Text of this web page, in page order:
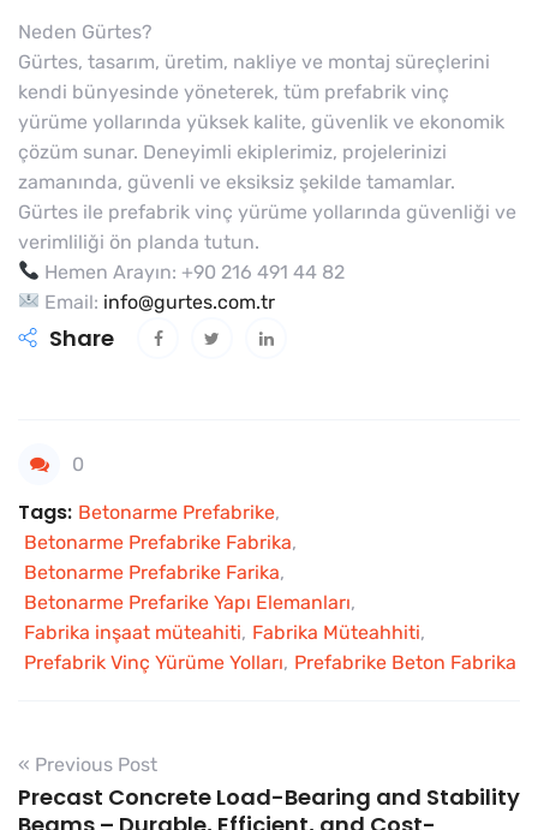
Neden Gürtes?
Gürtes, tasarım, üretim, nakliye ve montaj süreçlerini
kendi bünyesinde yöneterek, tüm prefabrik vinç
yürüme yollarında yüksek kalite, güvenlik ve ekonomik
çözüm sunar. Deneyimli ekiplerimiz, projelerinizi
zamanında, güvenli ve eksiksiz şekilde tamamlar.
Gürtes ile prefabrik vinç yürüme yollarında güvenliği ve
verimliliği ön planda tutun.
Hemen Arayın: +90 216 491 44 82
Email: info@gurtes.com.tr
Share
0
Tags: Betonarme Prefabrike,
Betonarme Prefabrike Fabrika,
Betonarme Prefabrike Farika,
Betonarme Prefarike Yapı Elemanları,
Fabrika inşaat müteahiti, Fabrika Müteahhiti,
Prefabrik Vinç Yürüme Yolları, Prefabrike Beton Fabrika
« Previous Post
Precast Concrete Load-Bearing and Stability